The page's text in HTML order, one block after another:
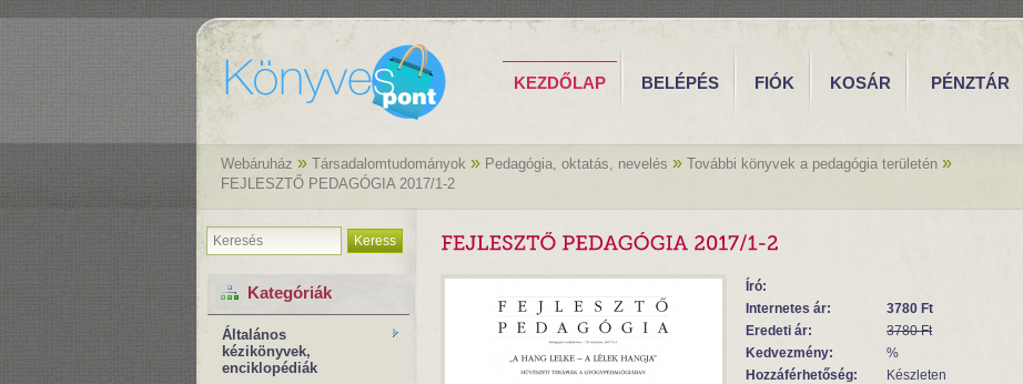
KEZDŐLAP BELÉPÉS FIÓK KOSÁR PÉNZTÁR
Webáruház » Társadalomtudományok » Pedagógia, oktatás, nevelés » További könyvek a pedagógia területén »
FEJLESZTŐ PEDAGÓGIA 2017/1-2
Keress
Kategóriák
Általános
kézikönyvek,
enciklopédiák
Író:
Internetes ár:
3780 Ft
Eredeti ár:
3780 Ft
Kedvezmény:
%
Hozzáférhetőség:
Készleten